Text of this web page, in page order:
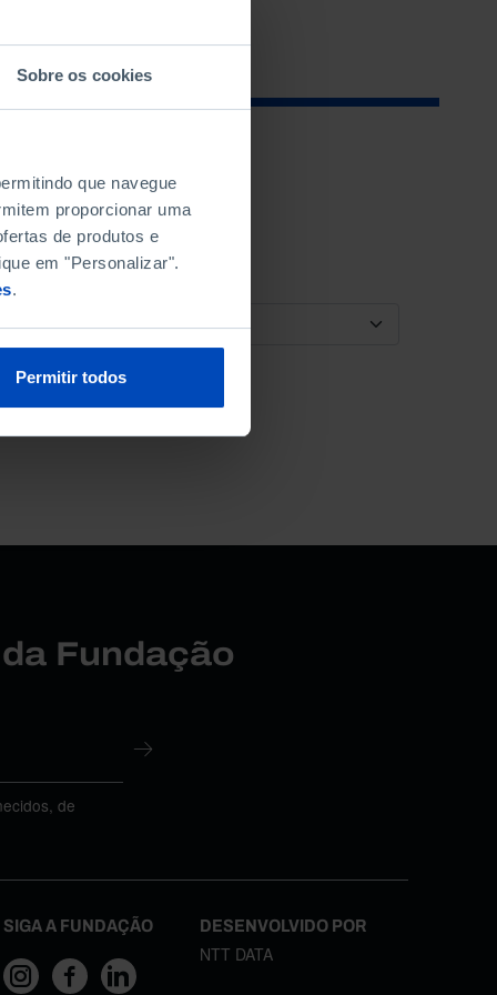
Sobre os cookies
que navegue
proporcionar uma
de produtos e
em "Personalizar".
.
Permitir todos
ORDENAR POR
Fundação
de
SIGA A FUNDAÇÃO DESENVOLVIDO POR
NTT DATA